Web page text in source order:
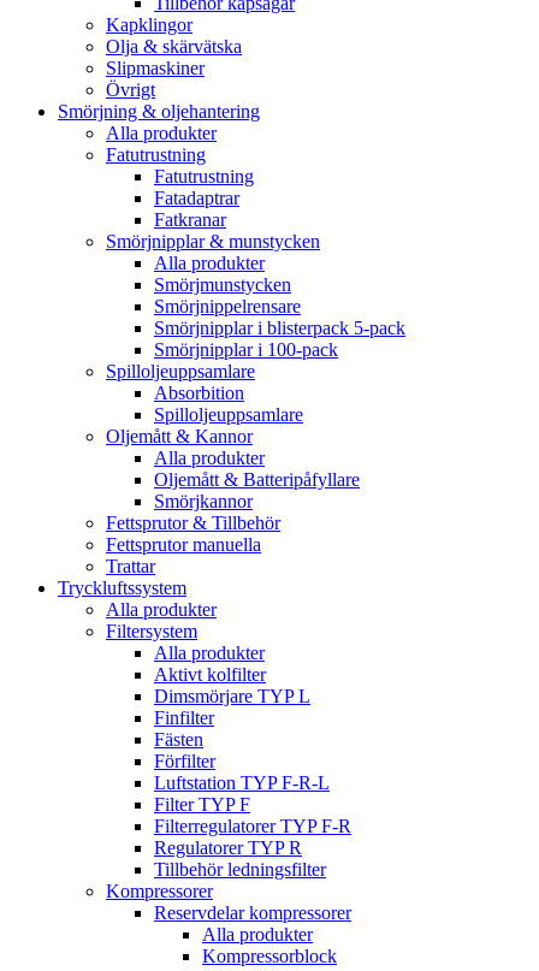
Kapklingor
Olja & skärvätska
Slipmaskiner
Övrigt
Smörjning & oljehantering
Alla produkter
Fatutrustning
Fatutrustning
Fatadaptrar
Fatkranar
Smörjnipplar & munstycken
Alla produkter
Smörjmunstycken
Smörjnippelrensare
Smörjnipplar i blisterpack 5-pack
Smörjnipplar i 100-pack
Spilloljeuppsamlare
Absorbition
Spilloljeuppsamlare
Oljemått & Kannor
Alla produkter
Oljemått & Batteripåfyllare
Smörjkannor
Fettsprutor & Tillbehör
Fettsprutor manuella
Trattar
Tryckluftssystem
Alla produkter
Filtersystem
Alla produkter
Aktivt kolfilter
Dimsmörjare TYP L
Finfilter
Fästen
Förfilter
Luftstation TYP F-R-L
Filter TYP F
Filterregulatorer TYP F-R
Regulatorer TYP R
Tillbehör ledningsfilter
Kompressorer
Reservdelar kompressorer
Alla produkter
Kompressorblock